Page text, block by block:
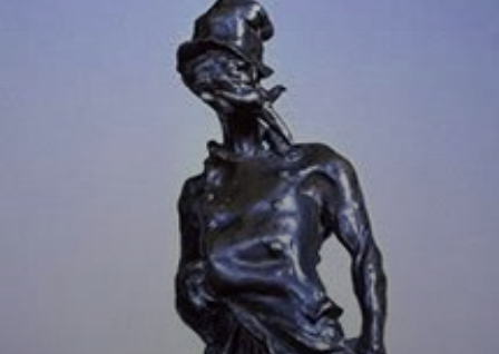
Volvió a Le
Charivari, pero la
vista le fallaba. Y
ojo, rechazó la
Legión de Honor
del gobierno, sin